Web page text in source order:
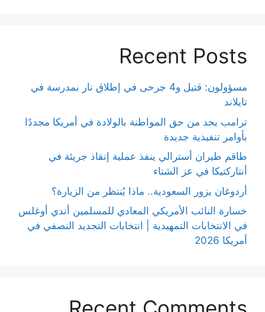
Recent Posts
مسؤولون: قتيل و4 جرحى في إطلاق نار بمدرسة في
تايلاند
ترامب يحد من حق المواطنة بالولادة في أمريكا مجددًا
بأوامر تنفيذية جديدة
طاقم طيران أسترالي ينفذ عملية إنقاذ جريئة في
أنتاركتيكا في عز الشتاء
أردوغان يزور السعودية.. ماذا يُنتظر من الزيارة؟
خسارة النائب الأمريكي المعادي للمسلمين أندي أوغلس
في الانتخابات التمهيدية | انتخابات التجديد النصفي في
أمريكا 2026